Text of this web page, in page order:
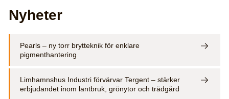
Nyheter
Pearls – ny torr brytteknik för enklare
pigmenthantering
Limhamnshus Industri förvärvar Tergent – stärker
erbjudandet inom lantbruk, grönytor och trädgård